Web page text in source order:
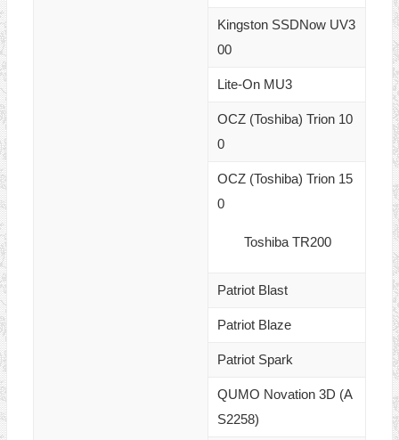
Kingston SSDNow UV3
00
Lite-On MU3
OCZ (Toshiba) Trion 10
0
OCZ (Toshiba) Trion 15
0
Toshiba TR200
Patriot Blast
Patriot Blaze
Patriot Spark
QUMO Novation 3D (A
S2258)